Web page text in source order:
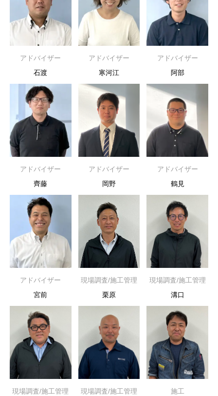
アドバイザー
石渡
アドバイザー
寒河江
アドバイザー
阿部
アドバイザー
齊藤
アドバイザー
岡野
アドバイザー
鶴見
アドバイザー
宮前
現場調査/施工管理
栗原
現場調査/施工管理
溝口
現場調査/施工管理
現場調査/施工管理
施工